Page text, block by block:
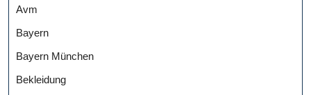
Avm
Bayern
Bayern München
Bekleidung